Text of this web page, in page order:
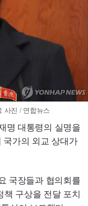
사진 / 연합뉴스
명 대통령의 실명을
국가의 외교 상대가
국장들과 협의회를
책 구상을 전달 포치